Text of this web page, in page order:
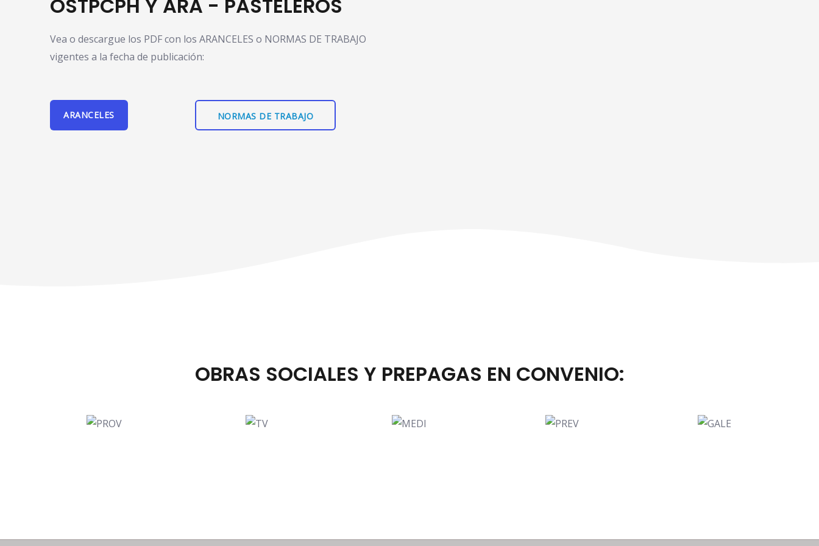
OSTPCPH Y ARA - PASTELEROS
Vea o descargue los PDF con los ARANCELES o NORMAS DE TRABAJO
vigentes a la fecha de publicación:
ARANCELES NORMAS DE TRABAJO
OBRAS SOCIALES Y PREPAGAS EN CONVENIO: